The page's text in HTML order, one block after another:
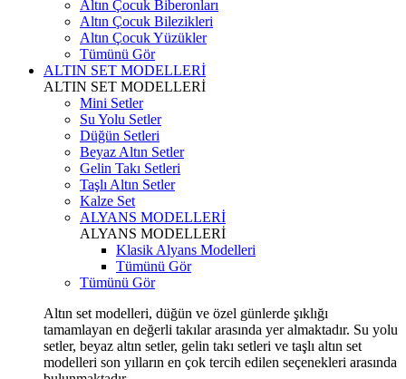
Altın Çocuk Biberonları
Altın Çocuk Bilezikleri
Altın Çocuk Yüzükler
Tümünü Gör
ALTIN SET MODELLERİ
ALTIN SET MODELLERİ
Mini Setler
Su Yolu Setler
Düğün Setleri
Beyaz Altın Setler
Gelin Takı Setleri
Taşlı Altın Setler
Kalze Set
ALYANS MODELLERİ
ALYANS MODELLERİ
Klasik Alyans Modelleri
Tümünü Gör
Tümünü Gör
Altın set modelleri, düğün ve özel günlerde şıklığı
tamamlayan en değerli takılar arasında yer almaktadır. Su yolu
setler, beyaz altın setler, gelin takı setleri ve taşlı altın set
modelleri son yılların en çok tercih edilen seçenekleri arasında